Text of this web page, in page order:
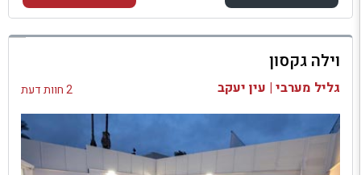
למתחם זה
בדיקת זמינות ומחירים
וילה גקסון
גליל מערבי | עין יעקב 2 חוות דעת